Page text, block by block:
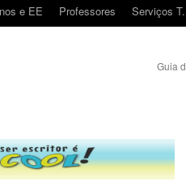
e EE Professores Serviços
Guia